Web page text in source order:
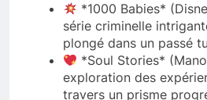
*1000 Babies*
série criminelle
plongé dans un passé
*Soul Stories*
exploration des
travers un prisme